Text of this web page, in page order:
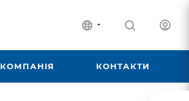
КОМПАНІЯ КОНТАКТИ